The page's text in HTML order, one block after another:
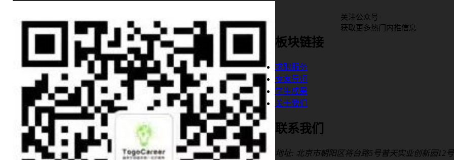
关注公众号
获取更多热门内推信息
板块链接
求职服务
专家导师
学生成果
关于我们
联系我们
地址: 北京市朝阳区将台路5号普天实业创新园12